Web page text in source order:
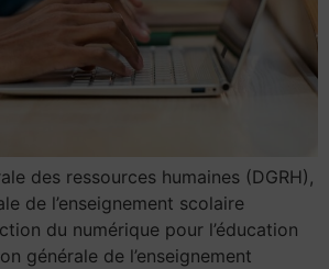
des ressources humaines (DGRH),
de l’enseignement scolaire
du numérique pour l’éducation
générale de l’enseignement